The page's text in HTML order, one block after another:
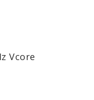
Vcore